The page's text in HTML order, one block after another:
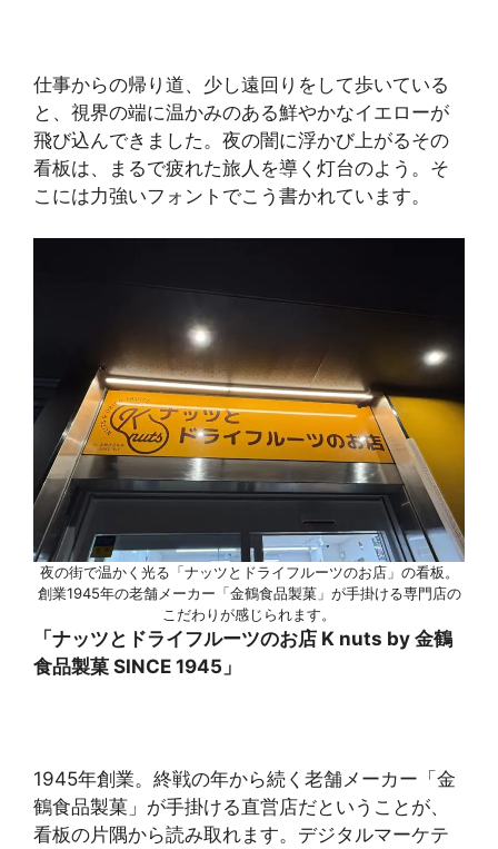
仕事からの帰り道、少し遠回りをして歩いている
と、視界の端に温かみのある鮮やかなイエローが
飛び込んできました。夜の闇に浮かび上がるその
看板は、まるで疲れた旅人を導く灯台のよう。そ
こには力強いフォントでこう書かれています。
夜の街で温かく光る「ナッツとドライフルーツのお店」の看板。
創業1945年の老舗メーカー「金鶴食品製菓」が手掛ける専門店の
こだわりが感じられます。
「ナッツとドライフルーツのお店 K nuts by 金鶴
食品製菓 SINCE 1945」
1945年創業。終戦の年から続く老舗メーカー「金
鶴食品製菓」が手掛ける直営店だということが、
看板の片隅から読み取れます。デジタルマーケテ